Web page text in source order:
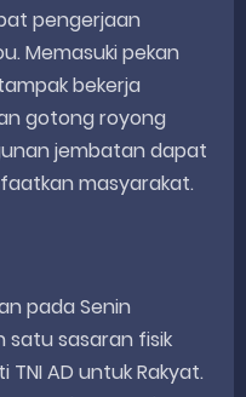
pengerjaan
Memasuki pekan
bekerja
gotong royong
jembatan dapat
masyarakat.
pada Senin
satu sasaran fisik
AD untuk Rakyat.